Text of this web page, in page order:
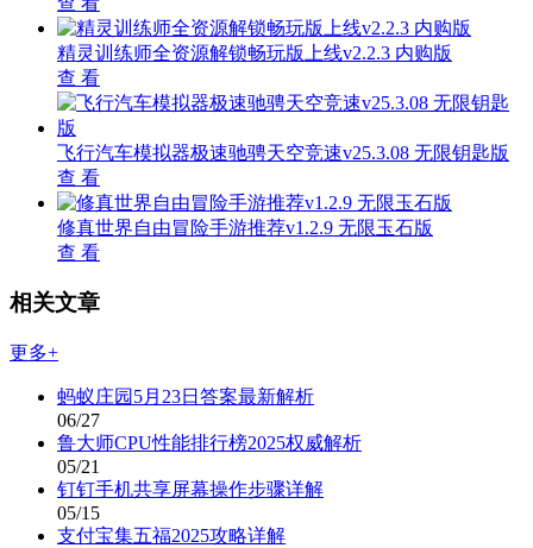
精灵训练师全资源解锁畅玩版上线v2.2.3 内购版
查 看
飞行汽车模拟器极速驰骋天空竞速v25.3.08 无限钥匙版
查 看
修真世界自由冒险手游推荐v1.2.9 无限玉石版
查 看
相关文章
更多+
蚂蚁庄园5月23日答案最新解析
06/27
鲁大师CPU性能排行榜2025权威解析
05/21
钉钉手机共享屏幕操作步骤详解
05/15
支付宝集五福2025攻略详解